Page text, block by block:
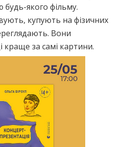
якого фільму.
купують на фізичних
Вони
краще за самі картини.